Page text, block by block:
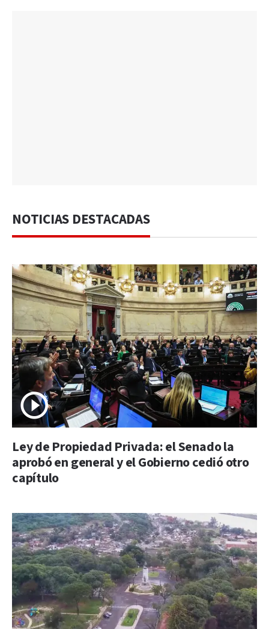
NOTICIAS DESTACADAS
Ley de Propiedad Privada: el Senado la
aprobó en general y el Gobierno cedió otro
capítulo